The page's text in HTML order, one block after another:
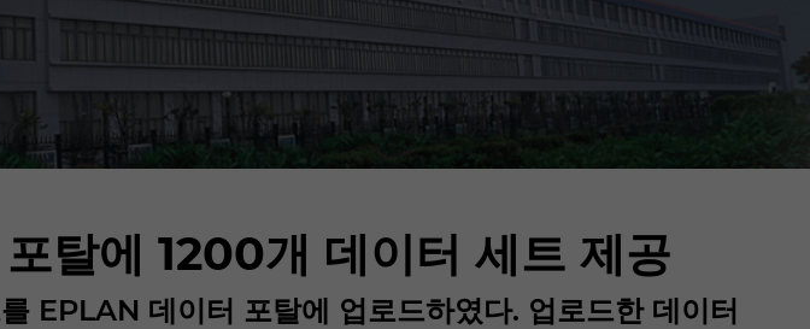
탈에 1200개 데이터 세트 제공
EPLAN 데이터 포탈에 업로드하였다. 업로드한 데이터